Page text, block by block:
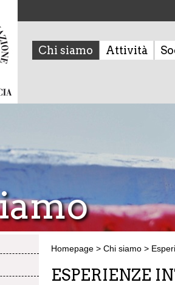
Chi siamo Attività
Homepage > Chi siamo >
ESPERIENZE